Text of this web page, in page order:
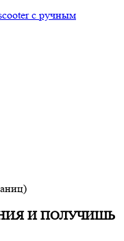
с ручным
И ПОЛУЧИШЬ